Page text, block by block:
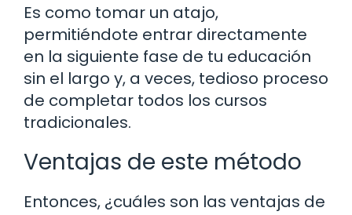
Es como tomar un atajo,
permitiéndote entrar directamente
en la siguiente fase de tu educación
sin el largo y, a veces, tedioso proceso
de completar todos los cursos
tradicionales.
Ventajas de este método
Entonces, ¿cuáles son las ventajas de